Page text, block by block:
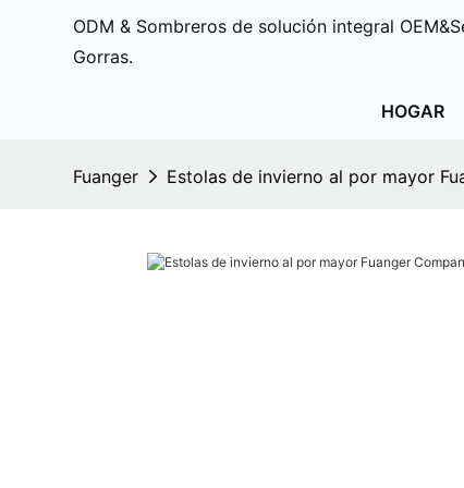
ODM & Sombreros de solución integral
Gorras.
HOGAR
Fuanger Estolas de invierno al por mayor